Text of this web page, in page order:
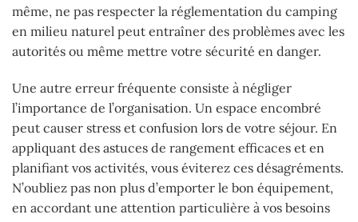
même, ne pas respecter la réglementation du camping
en milieu naturel peut entraîner des problèmes avec les
autorités ou même mettre votre sécurité en danger.
Une autre erreur fréquente consiste à négliger
l’importance de l’organisation. Un espace encombré
peut causer stress et confusion lors de votre séjour. En
appliquant des astuces de rangement efficaces et en
planifiant vos activités, vous éviterez ces désagréments.
N’oubliez pas non plus d’emporter le bon équipement,
en accordant une attention particulière à vos besoins